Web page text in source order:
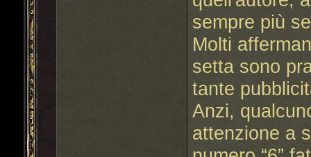
sempre più
Molti
setta sono
tante
Anzi,
attenzione a